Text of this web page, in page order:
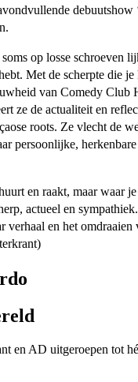
debuutshow
op losse schroeven
Met de scherpte die je
van Comedy Club
ze de actualiteit en
roots. Ze vlecht de
persoonlijke,
en raakt, maar waar
actueel en
verhaal en het
en AD uitgeroepen tot